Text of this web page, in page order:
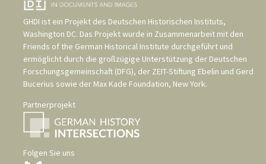
GHDI ist ein Projekt des Deutschen Historischen Instituts,
Washington DC. Das Projekt wurde in Zusammenarbeit mit den
Friends of the German Historical Institute durchgeführt und
ermöglicht durch die großzügige Unterstützung der Deutschen
Forschungsgemeinschaft (DFG), der ZEIT-Stiftung Ebelin und Gerd
Bucerius sowie der Max Kade Foundation, New York.
Partnerprojekt
Folgen Sie uns